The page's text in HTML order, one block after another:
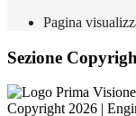
Pagina
Sezione
Copyright 2026 |